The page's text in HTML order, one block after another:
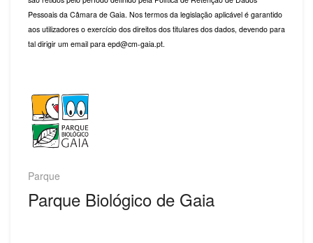
Pessoais da Câmara de Gaia. Nos termos da legislação aplicável é garantido
aos utilizadores o exercício dos direitos dos titulares dos dados, devendo para
tal dirigir um email para epd@cm-gaia.pt.
Parque
Parque Biológico de Gaia